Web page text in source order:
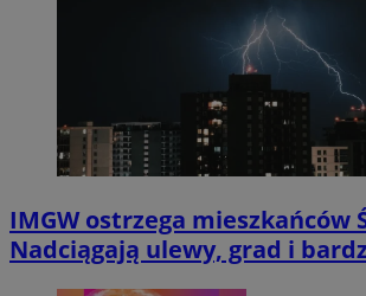
IMGW ostrzega mieszkańców
Nadciągają ulewy, grad i